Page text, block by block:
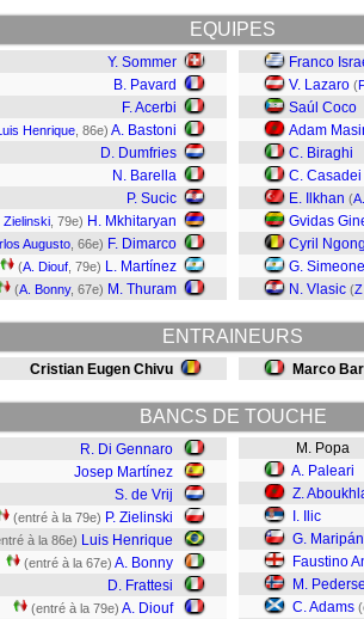
EQUIPES
Y. Sommer
B. Pavard
F. Acerbi
Henrique , 86e) A. Bastoni
D. Dumfries
N. Barella
P. Sucic
Zielinski , 79e) H. Mkhitaryan
Augusto , 66e) F. Dimarco
(A. Diouf , 79e) L. Martínez
(A. Bonny, 67e) M. Thuram
Franco
V. Lazaro (
Saúl Coco
Adam
C. Biraghi
C. Casadei
E. Ilkhan (
Gvidas
Cyril
G. Simeone
N. Vlasic (
ENTRAINEURS
Cristian Eugen Chivu Marco
BANCS DE TOUCHE
R. Di Gennaro
Josep Martínez
S. de Vrij
(entré à la 79e) P. Zielinski
à la 86e) Luis Henrique
(entré à la 67e) A. Bonny
D. Frattesi
(entré à la 79e) A. Diouf
M. Popa
A. Paleari
Z.
I. Ilic
G. Maripán
Faustino
M.
C. Adams